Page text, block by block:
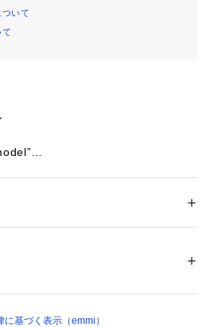
いて
のフラッグシップモデルCHILL OU
ドアに最適なモデルをシティに落
グで別注。
ップ）
基づく表示（emmi）